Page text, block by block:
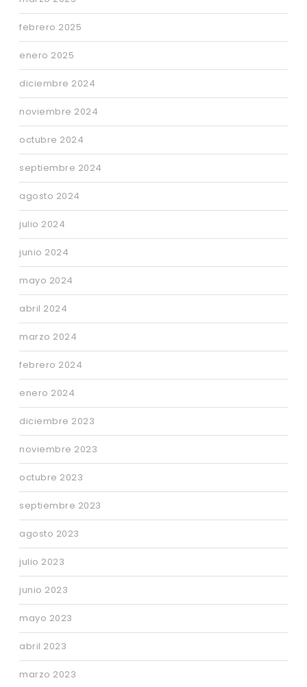
febrero 2025
enero 2025
diciembre 2024
noviembre 2024
octubre 2024
septiembre 2024
agosto 2024
julio 2024
junio 2024
mayo 2024
abril 2024
marzo 2024
febrero 2024
enero 2024
diciembre 2023
noviembre 2023
octubre 2023
septiembre 2023
agosto 2023
julio 2023
junio 2023
mayo 2023
abril 2023
marzo 2023